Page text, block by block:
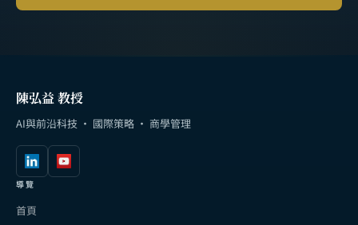
陳弘益 教授
AI與前沿科技 · 國際策略 · 商學管理
導覽
首頁